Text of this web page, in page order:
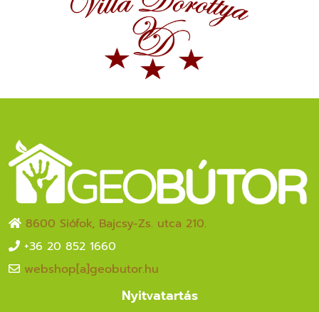
8600 Siófok, Bajcsy-Zs. utca 210.
+36 20 852 1660
webshop[a]geobutor.hu
Nyitvatartás